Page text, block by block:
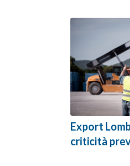
Export
criticità